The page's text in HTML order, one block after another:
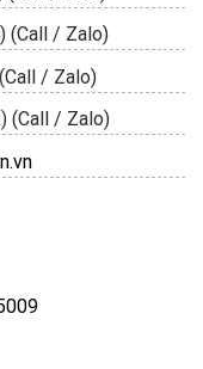
(Call / Zalo)
/ Zalo)
(Call / Zalo)